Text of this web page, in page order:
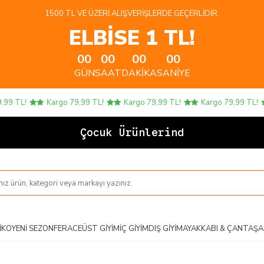
1500 TL VE ÜZERI ALIŞVERIŞLERDE GEÇERLIDIR.
ELBİSE 1 TL!
00
GÜN
00
SAAT
00
DAKIKA
00
SANIYE
TL! Kargo 79,99 TL! Kargo 79,99 TL! Kargo 79,99 TL!
Çocuk Ürünlerinde 4
YENI SEZONFERACEÜST GIYIMİÇ GIYIMDIŞ GIYIMAYAKKABI & ÇANTA